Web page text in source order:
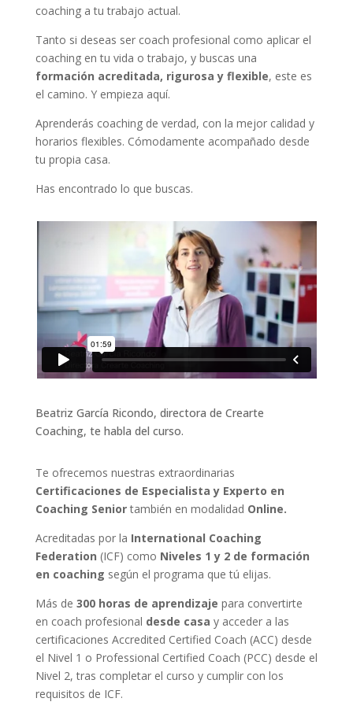
coaching a tu trabajo actual.
Tanto si deseas ser coach profesional como aplicar el
coaching en tu vida o trabajo, y buscas una
formación acreditada, rigurosa y flexible, este es
el camino. Y empieza aquí.
Aprenderás coaching de verdad, con la mejor calidad y
horarios flexibles. Cómodamente acompañado desde
tu propia casa.
Has encontrado lo que buscas.
Beatriz García Ricondo, directora de Crearte
Coaching, te habla del curso.
Te ofrecemos nuestras extraordinarias
Certificaciones de Especialista y Experto en
Coaching Senior también en modalidad Online.
Acreditadas por la International Coaching
Federation (ICF) como Niveles 1 y 2 de formación
en coaching según el programa que tú elijas.
Más de 300 horas de aprendizaje para convertirte
en coach profesional desde casa y acceder a las
certificaciones Accredited Certified Coach (ACC) desde
el Nivel 1 o Professional Certified Coach (PCC) desde el
Nivel 2, tras completar el curso y cumplir con los
requisitos de ICF.